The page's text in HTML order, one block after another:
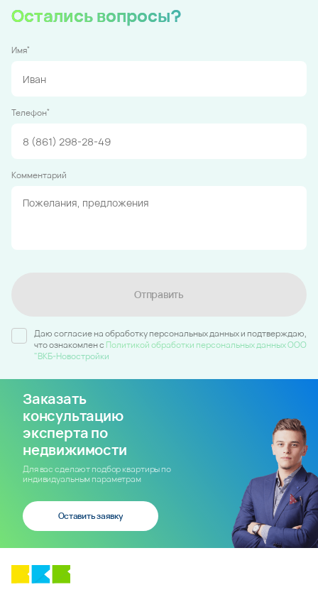
Остались вопросы?
Имя*
Телефон*
Комментарий
Отправить
Даю согласие на обработку персональных данных и подтверждаю,
что ознакомлен c Политикой обработки персональных данных ООО
"ВКБ-Новостройки
Заказать
консультацию
эксперта по
недвижимости
Для вас сделают подбор квартиры по
индивидуальным параметрам
Оставить заявку